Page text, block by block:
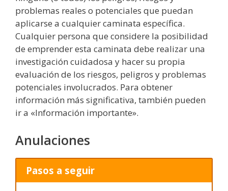
problemas reales o potenciales que puedan
aplicarse a cualquier caminata específica.
Cualquier persona que considere la posibilidad
de emprender esta caminata debe realizar una
investigación cuidadosa y hacer su propia
evaluación de los riesgos, peligros y problemas
potenciales involucrados. Para obtener
información más significativa, también pueden
ir a «Información importante».
Anulaciones
Pasos a seguir